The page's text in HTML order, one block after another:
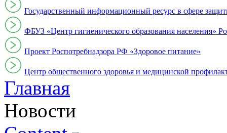
Государственный информационный ресурс в сфере
ФБУЗ «Центр гигиенического образования населения»
Проект Роспотребнадзора РФ «Здоровое питание»
Центр общественного здоровья и медицинской
Главная
Новости